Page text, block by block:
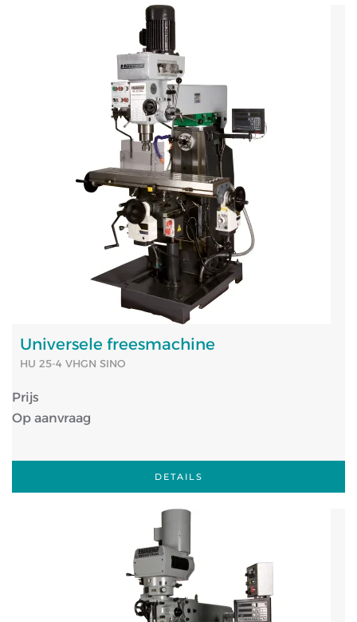
Universele freesmachine
HU 25-4 VHGN SINO
Prijs
Op aanvraag
DETAILS